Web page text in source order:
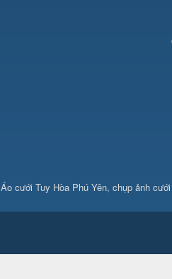
Áo cưới Tuy Hòa Phú Yên, chụp ảnh